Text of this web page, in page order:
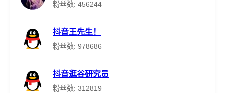
粉丝数: 456244
抖音王先生！
粉丝数: 978686
抖音逛谷研究员
粉丝数: 312819